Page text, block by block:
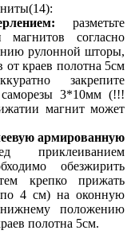
разметьте
магнитов согласно
рулонной шторы,
от краев полотна 5см
закрепите
3*10мм (!!!
магнит может
армированную
приклеиванием
обезжирить
крепко прижать
4 см) на оконную
положению
полотна 5см.